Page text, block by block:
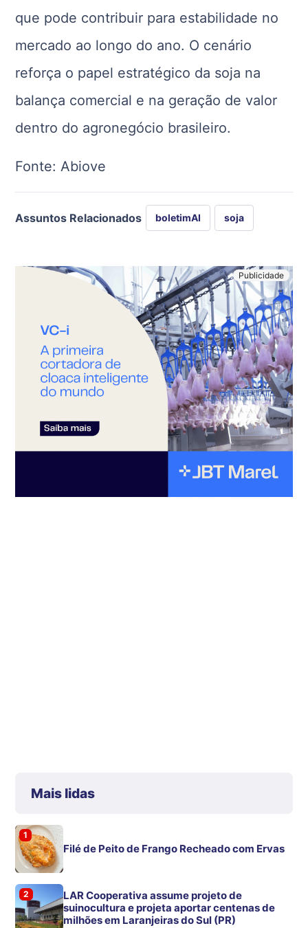
que pode contribuir para estabilidade no
mercado ao longo do ano. O cenário
reforça o papel estratégico da soja na
balança comercial e na geração de valor
dentro do agronegócio brasileiro.
Fonte: Abiove
Assuntos Relacionados boletimAI soja
Mais lidas
1
Filé de Peito de Frango Recheado com Ervas
2
LAR Cooperativa assume projeto de
suinocultura e projeta aportar centenas de
milhões em Laranjeiras do Sul (PR)